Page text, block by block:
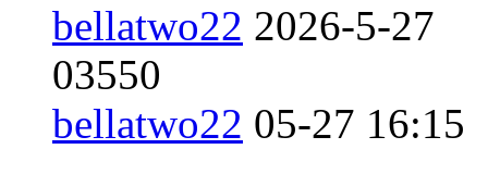
bellatwo22 2026-5-27
03550
bellatwo22 05-27 16:15